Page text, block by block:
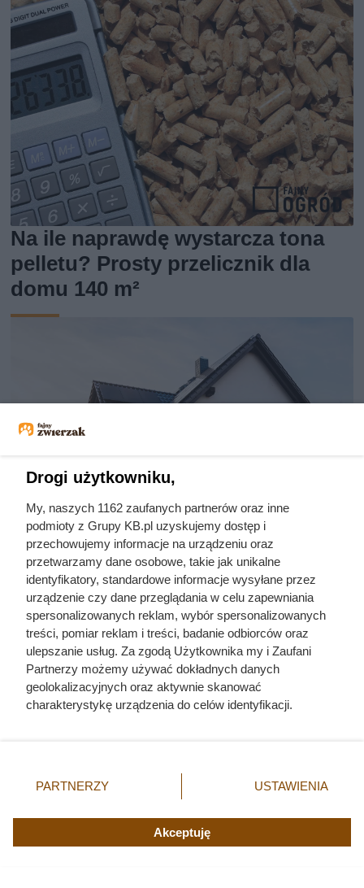
Na ile naprawdę wystarcza tona
pelletu? Prosty przelicznik dla
domu 140 m²
Po 15 latach zdjęli fragment
elewacji. To, co zastali pod
styropianem, zaskoczyło nawet
wykonawcę
Drogi użytkowniku,
My, naszych 1162 zaufanych partnerów oraz inne
podmioty z Grupy KB.pl uzyskujemy dostęp i
przechowujemy informacje na urządzeniu oraz
przetwarzamy dane osobowe, takie jak unikalne
identyfikatory, standardowe informacje wysyłane przez
urządzenie czy dane przeglądania w celu zapewniania
spersonalizowanych reklam, wybór spersonalizowanych
treści, pomiar reklam i treści, badanie odbiorców oraz
ulepszanie usług. Za zgodą Użytkownika my i Zaufani
Partnerzy możemy używać dokładnych danych
geolokalizacyjnych oraz aktywnie skanować
charakterystykę urządzenia do celów identyfikacji.
zmienić/wycofać klikając przycisk ustawień prywatności
znajdujący się w lewym dolnym rogu strony. Niektóre
użytkownika, ale masz prawo sprzeciwić się takiemu
przetwarzaniu. Preferencje będą miały zastosowania tylko
PARTNERZY USTAWIENIA
Akceptuję